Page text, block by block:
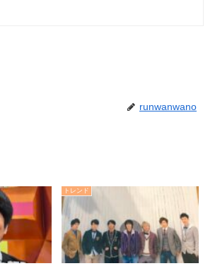
runwanwano
トレンド